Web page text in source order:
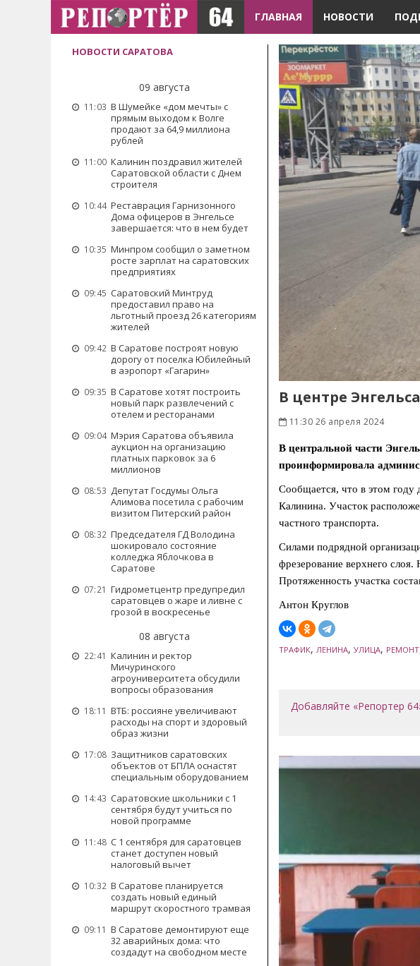
ГЛАВНАЯ НОВОСТИ
НОВОСТИ САРАТОВА
09 августа
11:03 В Шумейке «дом мечты» с
прямым выходом к Волге
продают за 64,9 миллиона
рублей
11:00 Калинин поздравил жителей
Саратовской области с Днем
строителя
10:44 Реставрация Гарнизонного
Дома офицеров в Энгельсе
завершается: что в нем будет
10:35 Минпром сообщил о заметном
росте зарплат на саратовских
предприятиях
09:45 Саратовский Минтруд
предоставил право на
льготный проезд 26 категориям
жителей
09:42 В Саратове построят новую
дорогу от поселка Юбилейный
в аэропорт «Гагарин»
09:35 В Саратове хотят построить
новый парк развлечений с
отелем и ресторанами
09:04 Мэрия Саратова объявила
аукцион на организацию
платных парковок за 6
миллионов
08:53 Депутат Госдумы Ольга
Алимова посетила с рабочим
визитом Питерский район
08:32 Председателя ГД Володина
шокировало состояние
колледжа Яблочкова в
Саратове
07:21 Гидрометцентр предупредил
саратовцев о жаре и ливне с
грозой в воскресенье
08 августа
22:41 Калинин и ректор
Мичуринского
агроуниверситета обсудили
вопросы образования
18:11 ВТБ: россияне увеличивают
расходы на спорт и здоровый
образ жизни
17:08 Защитников саратовских
объектов от БПЛА оснастят
специальным оборудованием
14:43 Саратовские школьники с 1
сентября будут учиться по
новой программе
11:48 С 1 сентября для саратовцев
станет доступен новый
налоговый вычет
10:32 В Саратове планируется
создать новый единый
маршрут скоростного трамвая
09:11 В Саратове демонтируют еще
32 аварийных дома: что
создадут на свободном месте
В центре
11:30 26 апреля 2024
В центральной части
проинформировала
Сообщается, что в этом году
Калинина. Участок
частного транспорта.
Силами подрядной
фрезерование верхнего
Протяженность участка
Антон Круглов
ТРАФИК, ЛЕНИНА, УЛИЦА, РЕМОНТ
Добавляйте «Репортер